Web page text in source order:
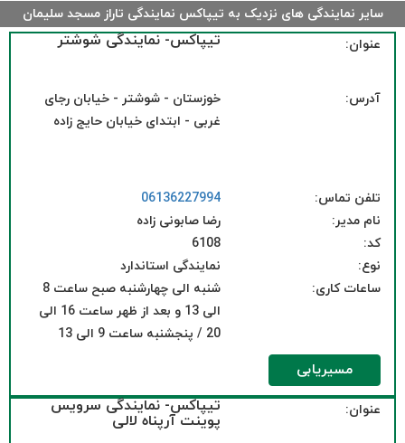
سایر نمایندگی های نزدیک به تیپاکس نمایندگی تاراز مسجد سلیمان
عنوان:
تیپاکس- نمایندگی شوشتر
آدرس:
خوزستان - شوشتر - خیابان رجای
غربی - ابتدای خیابان حایج زاده
تلفن تماس:
06136227994
نام مدیر:
رضا صابونی زاده
کد:
6108
نوع:
نمایندگی استاندارد
ساعات کاری:
شنبه الی چهارشنبه صبح ساعت 8
الی 13 و بعد از ظهر ساعت 16 الی
20 / پنجشنبه ساعت 9 الی 13
مسیریابی
عنوان: تیپاکس- نمایندگی سرویس
پوینت آرپناه لالی